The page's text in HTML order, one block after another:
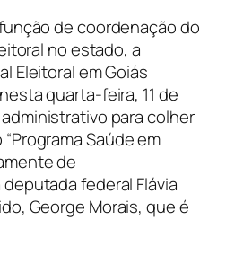
de coordenação do
no estado, a
Eleitoral em Goiás
quarta-feira, 11 de
para colher
Saúde em
de
federal Flávia
George Morais, que é